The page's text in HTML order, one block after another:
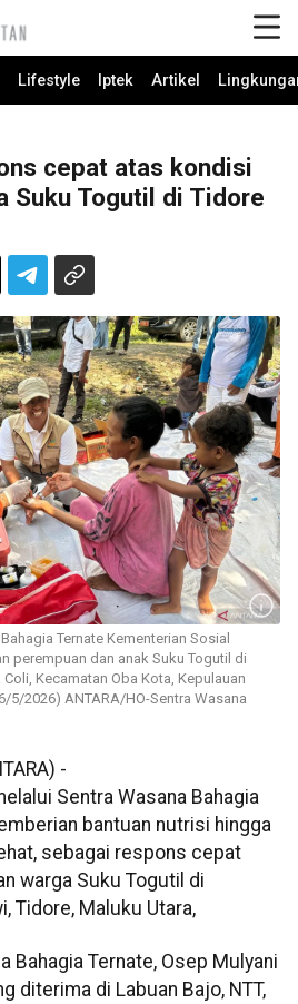
Lifestyle Iptek Artikel
cepat atas kondisi
Suku Togutil di Tidore
Ternate Kementerian Sosial
perempuan dan anak Suku Togutil di
Kecamatan Oba Kota, Kepulauan
5/2026) ANTARA/HO-Sentra Wasana
-
Sentra Wasana Bahagia
bantuan nutrisi hingga
sebagai respons cepat
warga Suku Togutil di
Tidore, Maluku Utara,
Bahagia Ternate, Osep Mulyani
diterima di Labuan Bajo, NTT,